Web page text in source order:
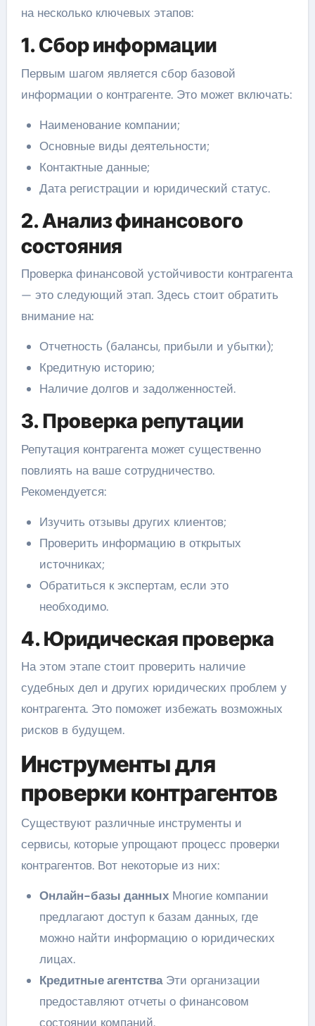
на несколько ключевых этапов:
1. Сбор информации
Первым шагом является сбор базовой
информации о контрагенте. Это может включать:
Наименование компании;
Основные виды деятельности;
Контактные данные;
Дата регистрации и юридический статус.
2. Анализ финансового
состояния
Проверка финансовой устойчивости контрагента
— это следующий этап. Здесь стоит обратить
внимание на:
Отчетность (балансы, прибыли и убытки);
Кредитную историю;
Наличие долгов и задолженностей.
3. Проверка репутации
Репутация контрагента может существенно
повлиять на ваше сотрудничество.
Рекомендуется:
Изучить отзывы других клиентов;
Проверить информацию в открытых
источниках;
Обратиться к экспертам, если это
необходимо.
4. Юридическая проверка
На этом этапе стоит проверить наличие
судебных дел и других юридических проблем у
контрагента. Это поможет избежать возможных
рисков в будущем.
Инструменты для
проверки контрагентов
Существуют различные инструменты и
сервисы, которые упрощают процесс проверки
контрагентов. Вот некоторые из них:
Онлайн-базы данныхМногие компании
предлагают доступ к базам данных, где
можно найти информацию о юридических
лицах.
Кредитные агентстваЭти организации
предоставляют отчеты о финансовом
состоянии компаний.